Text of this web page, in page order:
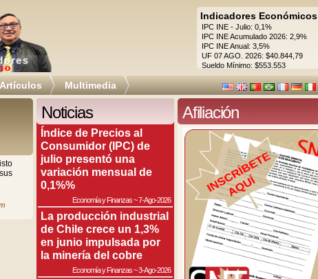
Indicadores Económicos
IPC INE - Julio: 0,1%
IPC INE Acumulado 2026: 2,9%
IPC INE Anual: 3,5%
UF 07 AGO. 2026: $40.844,79
Sueldo Mínimo: $553.553
Artículos Multimedia
Noticias
Índice de Precios al
Consumidor (IPC) de
julio presentó una
variación mensual de
0,1%%
Economía y Finanzas~7-Ago-2026
La producción industrial
de Chile crece un 1,3%
en junio impulsada por
la minería del cobre
Economía y Finanzas~3-Ago-2026
Afiliación